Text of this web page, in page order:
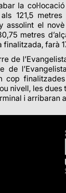
la
121,5 metres
assolint el
metres
finalitzada, farà
de
de
cop
nivell, les
i arribaran